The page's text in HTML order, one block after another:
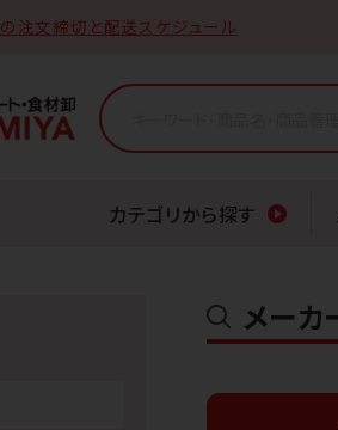
注文締切と配送スケジュール
カテゴリから探す
メーカ